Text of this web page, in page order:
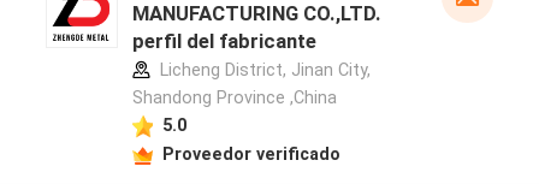
MANUFACTURING CO.,LTD.
perfil del fabricante
Licheng District, Jinan City,
Shandong Province ,China
5.0
Proveedor verificado